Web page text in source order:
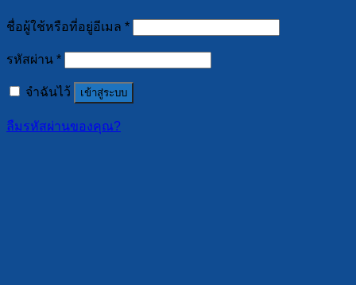
ชื่อผู้ใช้หรือที่อยู่อีเมล *
รหัสผ่าน *
จำฉันไว้ เข้าสู่ระบบ
ลืมรหัสผ่านของคุณ?